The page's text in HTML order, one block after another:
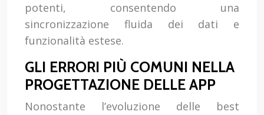
potenti, consentendo una
sincronizzazione fluida dei dati e
funzionalità estese.
GLI ERRORI PIÙ COMUNI NELLA
PROGETTAZIONE DELLE APP
Nonostante l’evoluzione delle best